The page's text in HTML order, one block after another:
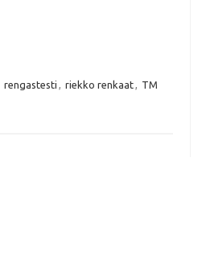
rengastesti , riekko renkaat, TM